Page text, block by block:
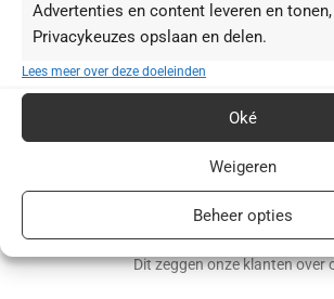
Advertenties en content leveren en tonen,
Privacykeuzes opslaan en delen.
Lees meer over deze doeleinden
Oké
Weigeren
Beheer opties
BABOR webshop |
+31(0)85 016 0072
KVK: 96875941
RECENSIES
Dit zeggen onze klanten over